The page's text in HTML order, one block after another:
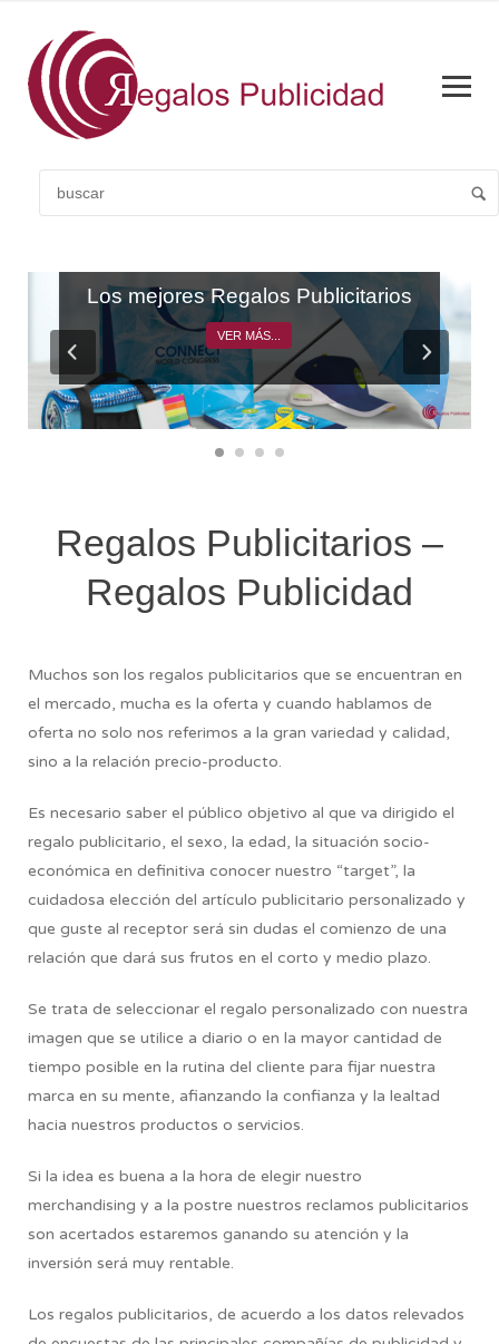
Los mejores Regalos Publicitarios
VER MÁS...
Regalos Publicitarios –
Regalos Publicidad
Muchos son los regalos publicitarios que se encuentran en
el mercado, mucha es la oferta y cuando hablamos de
oferta no solo nos referimos a la gran variedad y calidad,
sino a la relación precio-producto.
Es necesario saber el público objetivo al que va dirigido el
regalo publicitario, el sexo, la edad, la situación socio-
económica en definitiva conocer nuestro “target”, la
cuidadosa elección del artículo publicitario personalizado y
que guste al receptor será sin dudas el comienzo de una
relación que dará sus frutos en el corto y medio plazo.
Se trata de seleccionar el regalo personalizado con nuestra
imagen que se utilice a diario o en la mayor cantidad de
tiempo posible en la rutina del cliente para fijar nuestra
marca en su mente, afianzando la confianza y la lealtad
hacia nuestros productos o servicios.
Si la idea es buena a la hora de elegir nuestro
merchandising y a la postre nuestros reclamos publicitarios
son acertados estaremos ganando su atención y la
inversión será muy rentable.
Los regalos publicitarios, de acuerdo a los datos relevados